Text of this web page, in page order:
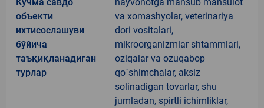
объекти
ихтисослашуви
бўйича
таъқиқланадиган
турлар
va xomashyolar, veterinariya
dori vositalari,
mikroorganizmlar shtammlari,
oziqalar va ozuqabop
qo`shimchalar, aksiz
solinadigan tovarlar, shu
jumladan, spirtli ichimliklar,